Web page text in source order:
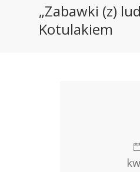
„Zabawki (z)
Kotulakiem